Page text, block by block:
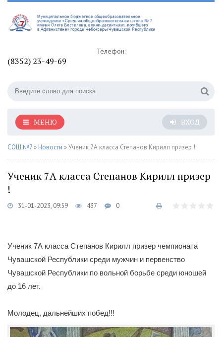
Телефон:
(8352) 23-49-69
ВХОД
МЕНЮ
СОШ №7 » Новости » Ученик 7А класса Степанов Кирилл призер !
Ученик 7А класса Степанов Кирилл призер
!
31-01-2023, 09:59 437 0
Ученик 7А класса Степанов Кирилл призер чемпионата
Чувашской Республики среди мужчин и первенство
Чувашской Республики по вольной борьбе среди юношей
до 16 лет.
Молодец, дальнейших побед!!!